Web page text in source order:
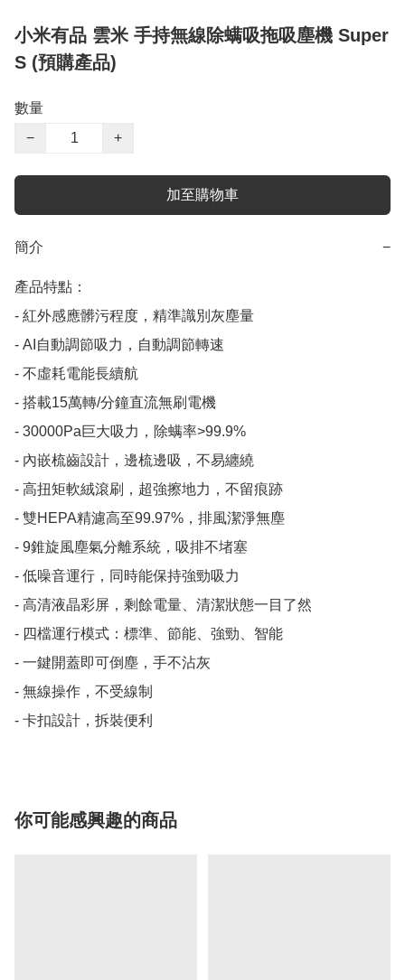
小米有品 雲米 手持無線除螨吸拖吸塵機 Super
S (預購產品)
數量
−
+
加至購物車
簡介 −
產品特點：
- 紅外感應髒污程度，精準識別灰塵量
- AI自動調節吸力，自動調節轉速
- 不虛耗電能長續航
- 搭載15萬轉/分鐘直流無刷電機
- 30000Pa巨大吸力，除螨率>99.9%
- 內嵌梳齒設計，邊梳邊吸，不易纏繞
- 高扭矩軟絨滾刷，超強擦地力，不留痕跡
- 雙HEPA精濾高至99.97%，排風潔淨無塵
- 9錐旋風塵氣分離系統，吸排不堵塞
- 低噪音運行，同時能保持強勁吸力
- 高清液晶彩屏，剩餘電量、清潔狀態一目了然
- 四檔運行模式：標準、節能、強勁、智能
- 一鍵開蓋即可倒塵，手不沾灰
- 無線操作，不受線制
- 卡扣設計，拆裝便利
你可能感興趣的商品